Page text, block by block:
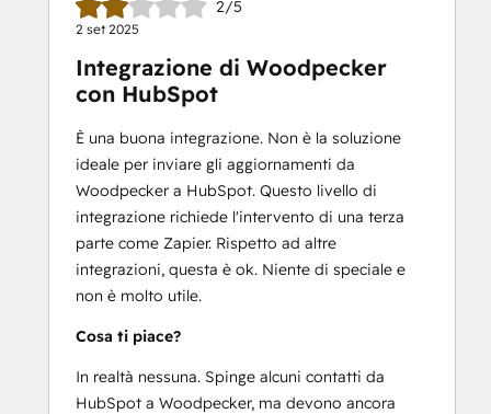
2/5
2 set 2025
Integrazione di Woodpecker
con HubSpot
È una buona integrazione. Non è la soluzione
ideale per inviare gli aggiornamenti da
Woodpecker a HubSpot. Questo livello di
integrazione richiede l'intervento di una terza
parte come Zapier. Rispetto ad altre
integrazioni, questa è ok. Niente di speciale e
non è molto utile.
Cosa ti piace?
In realtà nessuna. Spinge alcuni contatti da
HubSpot a Woodpecker, ma devono ancora